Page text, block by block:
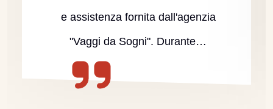
e assistenza fornita dall'agenzia
"Vaggi da Sogni". Durante…